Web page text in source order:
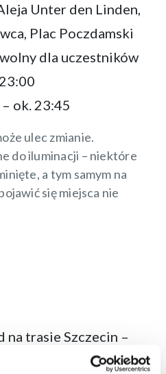
Unter den Linden,
Plac Poczdamski
dla uczestników
ok. 23:45
ulec zmianie.
do iluminacji – niektóre
a tym samym na
się miejsca nie
na trasie Szczecin –